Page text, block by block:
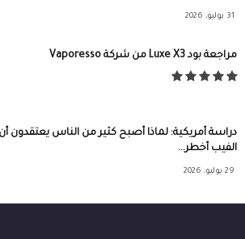
31 يوليو، 2026
مراجعة بود Luxe X3 من شركة Vaporesso
دراسة أمريكية: لماذا أصبح كثير من الناس يعتقدون أن
الفيب أخطر...
29 يوليو، 2026